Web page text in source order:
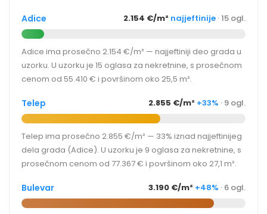
Adice 2.154 €/m² najjeftinije · 15 ogl.
Adice ima prosečno 2.154 €/m² — najjeftiniji deo grada u
uzorku. U uzorku je 15 oglasa za nekretnine, s prosečnom
cenom od 55.410 € i površinom oko 25,5 m².
Telep 2.855 €/m² +33% · 9 ogl.
Telep ima prosečno 2.855 €/m² — 33% iznad najjeftinijeg
dela grada (Adice). U uzorku je 9 oglasa za nekretnine, s
prosečnom cenom od 77.367 € i površinom oko 27,1 m².
Bulevar 3.190 €/m² +48% · 6 ogl.